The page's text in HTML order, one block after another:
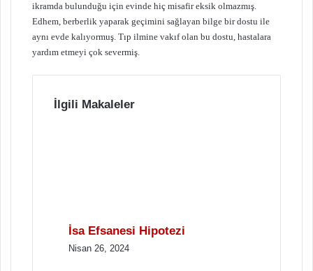
ikramda bulunduğu için evinde hiç misafir eksik olmazmış.
Edhem, berberlik yaparak geçimini sağlayan bilge bir dostu ile
aynı evde kalıyormuş. Tıp ilmine vakıf olan bu dostu, hastalara
yardım etmeyi çok severmiş.
İlgili Makaleler
İsa Efsanesi Hipotezi
Nisan 26, 2024